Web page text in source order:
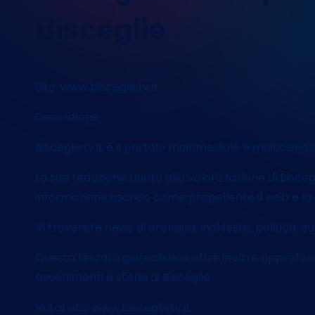
Sito: www.bisceglietv.it
Descrizione:
Bisceglietv.it è il portale multimediale e multicanale
La sua redazione punta alla valorizzazione di
informazione usando come propellente il web e la
Vi troverete news di cronaca, inchieste, politica,
Questa testata giornalistica offre inoltre
avvenimenti e storia di Bisceglie.
Vai al sito: www.bisceglietv.it